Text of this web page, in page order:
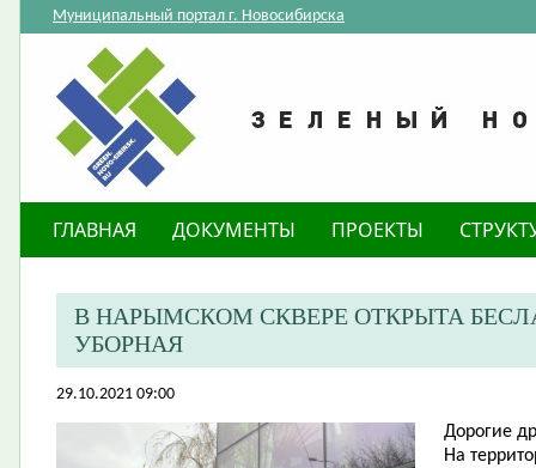
Муниципальный портал г. Новосибирска
ГЛАВНАЯ ДОКУМЕНТЫ ПРОЕКТЫ
В НАРЫМСКОМ СКВЕРЕ ОТКРЫТА
УБОРНАЯ
29.10.2021 09:00
Дорогие
На